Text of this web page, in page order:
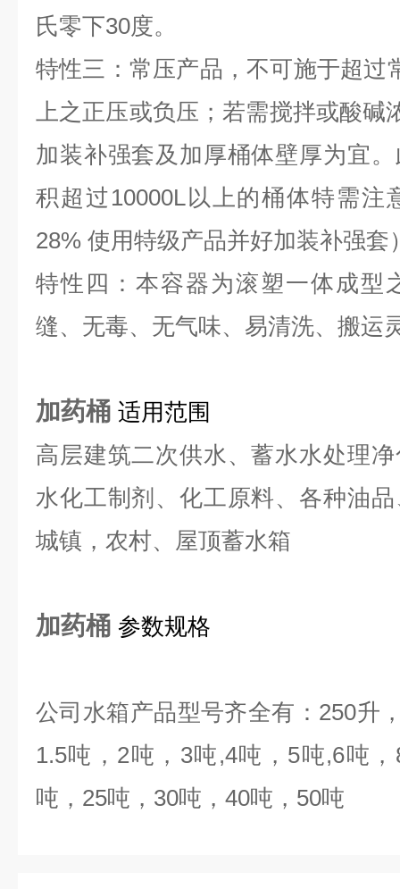
氏零下30度。
特性三：常压产品，不可施于超过
上之正压或负压；若需搅拌或酸碱
加装补强套及加厚桶体壁厚为宜
积超过10000L以上的桶体特需注
28% 使用特级产品并好加装补强套
特性四：本容器为滚塑一体成型
缝、无毒、无气味、易清洗、搬运
加药桶 适用范围
高层建筑二次供水、蓄水水处理
水化工制剂、化工原料、各种油
城镇，农村、屋顶蓄水箱
加药桶 参数规格
公司水箱产品型号齐全有： 250升
1.5吨， 2吨， 3吨,4吨， 5吨,6吨，
吨， 25吨， 30吨， 40吨， 50吨